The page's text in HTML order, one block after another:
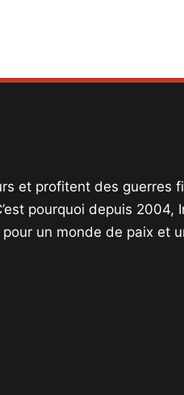
et profitent des guerres
pourquoi depuis 2004,
un monde de paix et